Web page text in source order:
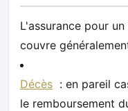
L'assurance pour
couvre
Décès : en pareil
le remboursement